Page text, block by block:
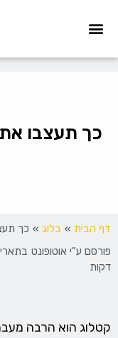
כך תעצבו
דף הבית » בלוג » כך
פורסם ע"י אוטופונט
דקות
קטלוג הוא הרבה